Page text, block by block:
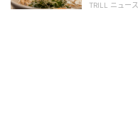
る」
TRILL ニュース